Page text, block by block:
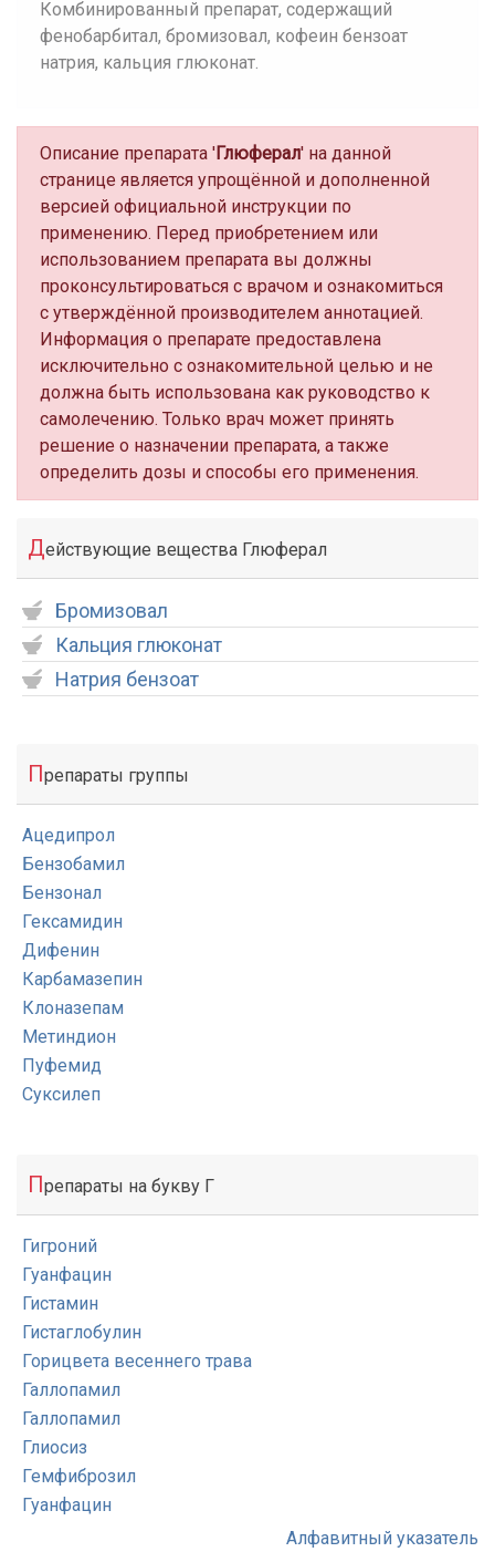
Комбинированный препарат, содержащий
фенобарбитал, бромизовал, кофеин бензоат
натрия, кальция глюконат.
Описание препарата 'Глюферал' на данной
странице является упрощённой и дополненной
версией официальной инструкции по
применению. Перед приобретением или
использованием препарата вы должны
проконсультироваться с врачом и ознакомиться
с утверждённой производителем аннотацией.
Информация о препарате предоставлена
исключительно с ознакомительной целью и не
должна быть использована как руководство к
самолечению. Только врач может принять
решение о назначении препарата, а также
определить дозы и способы его применения.
Действующие вещества Глюферал
Бромизовал
Кальция глюконат
Натрия бензоат
Препараты группы
Ацедипрол
Бензобамил
Бензонал
Гексамидин
Дифенин
Карбамазепин
Клоназепам
Метиндион
Пуфемид
Суксилеп
Препараты на букву Г
Гигроний
Гуанфацин
Гистамин
Гистаглобулин
Горицвета весеннего трава
Галлопамил
Галлопамил
Глиосиз
Гемфиброзил
Гуанфацин
Алфавитный указатель